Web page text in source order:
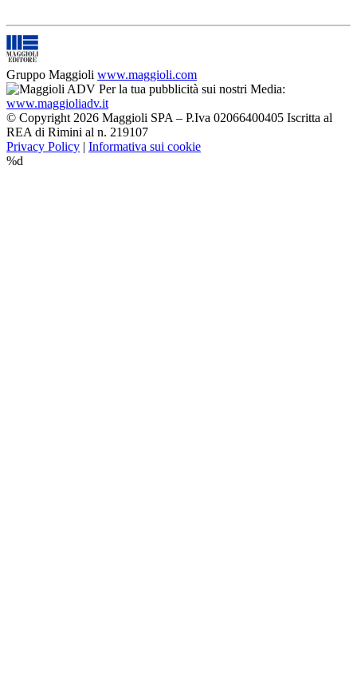
Gruppo Maggioli www.maggioli.com
Per la tua pubblicità sui nostri Media:
www.maggioliadv.it
© Copyright 2026 Maggioli SPA – P.Iva 02066400405 Iscritta al
REA di Rimini al n. 219107
Privacy Policy | Informativa sui cookie
%d